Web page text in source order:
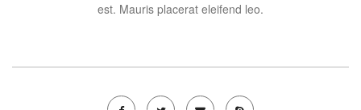
est. Mauris placerat eleifend leo.